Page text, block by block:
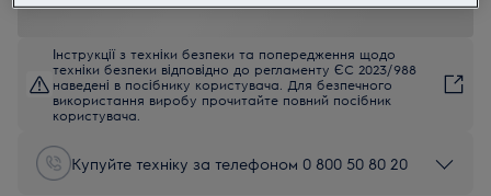
Інструкції з техніки безпеки та попередження щодо
техніки безпеки відповідно до регламенту ЄС 2023/988
наведені в посібнику користувача. Для безпечного
використання виробу прочитайте повний посібник
користувача.
Купуйте техніку за телефоном 0 800 50 80 20